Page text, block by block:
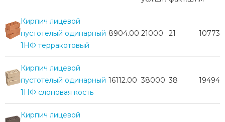
Кирпич лицевой
пустотелый одинарный
1НФ терракотовый
8904.00 21000 21 10773
Кирпич лицевой
пустотелый одинарный
1НФ слоновая кость
16112.00 38000 38 19494
Кирпич лицевой